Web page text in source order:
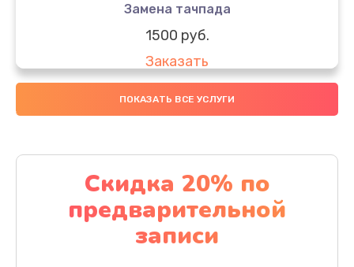
Замена тачпада
1500 руб.
Заказать
Замена южного моста
Заказать
Чистка от пыли
1060 руб.
Заказать
ПОКАЗАТЬ ВСЕ УСЛУГИ
Скидка 20% по
предварительной
записи